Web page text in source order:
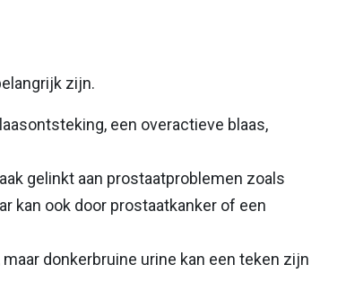
zijn.
een overactieve blaas,
gelinkt aan prostaatproblemen zoals
kan ook door prostaatkanker of een
donkerbruine urine kan een teken zijn